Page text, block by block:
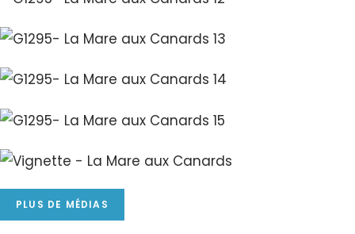
PLUS DE MÉDIAS